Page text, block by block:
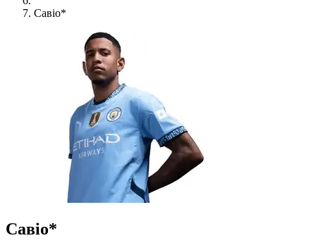
Савіо*
Савіо*